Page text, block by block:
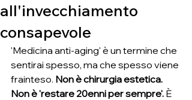
all'invecchiamento
consapevole
'Medicina anti-aging' è un termine che
sentirai spesso, ma che spesso viene
frainteso. Non è chirurgia estetica.
Non è 'restare 20enni per sempre'. È